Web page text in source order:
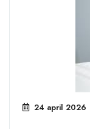
24 april 2026